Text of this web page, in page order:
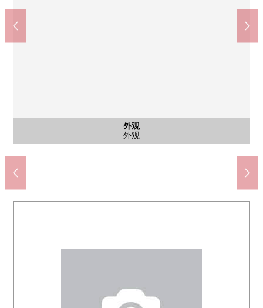
外观
外观
客厅
客厅
客厅
客厅
厨房
厨房
西式房间
门口
门口
室内
室内
门口
厕所
厕所
洗脸
洗脸
公共汽车
公共汽车
阳台
风景
风景
共有部分
停车场
其他
入口
共有部分
入口
入口
入口
外观
SUNAMO(约110m)
7-Eleven江东新砂3丁目商店(约380m)
MINISTOP南沙町站前店(约460m)
TOPYREC广场(约780m)
江东南砂6邮局(约790m)
区立第3沙子町小学(约880m)
区立第3沙子町中学校(约800m)